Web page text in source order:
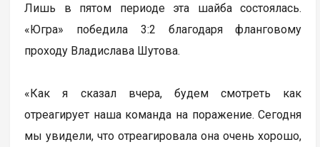
Лишь в пятом периоде эта шайба состоялась.
«Югра» победила 3:2 благодаря фланговому
проходу Владислава Шутова.
«Как я сказал вчера, будем смотреть как
отреагирует наша команда на поражение. Сегодня
мы увидели, что отреагировала она очень хорошо,